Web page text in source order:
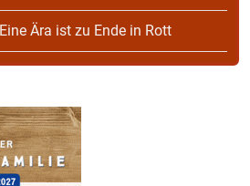
Eine Ära ist zu Ende in Rott